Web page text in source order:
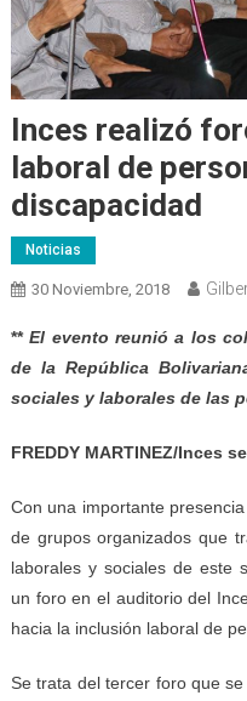
Inces realizó
laboral de
discapacidad
Noticias
30 Noviembre, 2018
**El evento reunió a los
de la República
sociales y laborales de las
FREDDY MARTINEZ/Inces
Con una importante
de grupos organizados que
laborales y sociales de este
un foro en el auditorio del
hacia la inclusión laboral de
Se trata del tercer foro que